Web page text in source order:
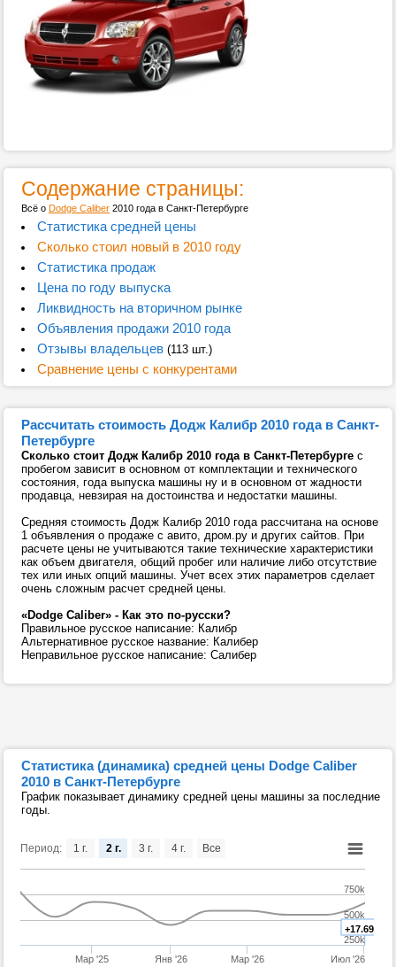
Содержание страницы:
Всё о Dodge Caliber 2010 года в Санкт-Петербурге
Статистика средней цены
Сколько стоил новый в 2010 году
Статистика продаж
Цена по году выпуска
Ликвидность на вторичном рынке
Объявления продажи 2010 года
Отзывы владельцев(113 шт.)
Сравнение цены с конкурентами
Рассчитать стоимость Додж Калибр 2010 года в Санкт-
Петербурге
Сколько стоит Додж Калибр 2010 года в Санкт-Петербурге с
пробегом зависит в основном от комплектации и технического
состояния, года выпуска машины ну и в основном от жадности
продавца, невзирая на достоинства и недостатки машины.
Средняя стоимость Додж Калибр 2010 года рассчитана на основе
1 объявления о продаже с авито, дром.ру и других сайтов. При
расчете цены не учитываются такие технические характеристики
как объем двигателя, общий пробег или наличие либо отсутствие
тех или иных опций машины. Учет всех этих параметров сделает
очень сложным расчет средней цены.
«Dodge Caliber» - Как это по-русски?
Правильное русское написание: Калибр
Альтернативное русское название: Калибер
Неправильное русское написание: Салибер
Статистика (динамика) средней цены Dodge Caliber
2010 в Санкт-Петербурге
График показывает динамику средней цены машины за последние
годы.
Период:
+17.69%
Мар '25 Янв '26 Мар '26 Июл '26
500k
250k
750k
1 г. 2 г. 3 г. 4 г. Все